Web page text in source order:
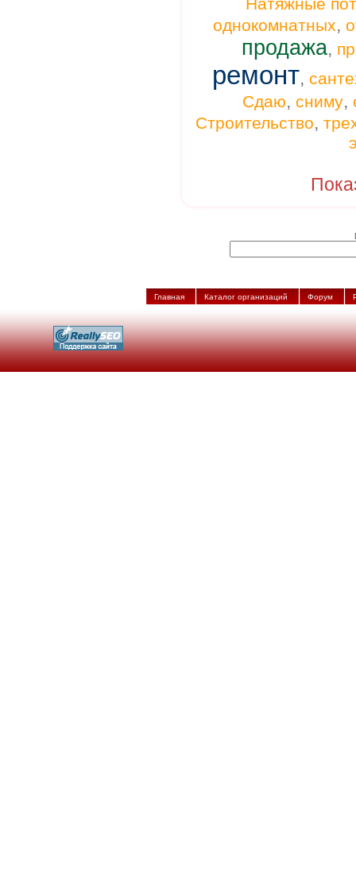
однокомнатных,
продажа,
ремонт,
Сдаю, сниму,
Строительство,
Главная Каталог организаций Форум